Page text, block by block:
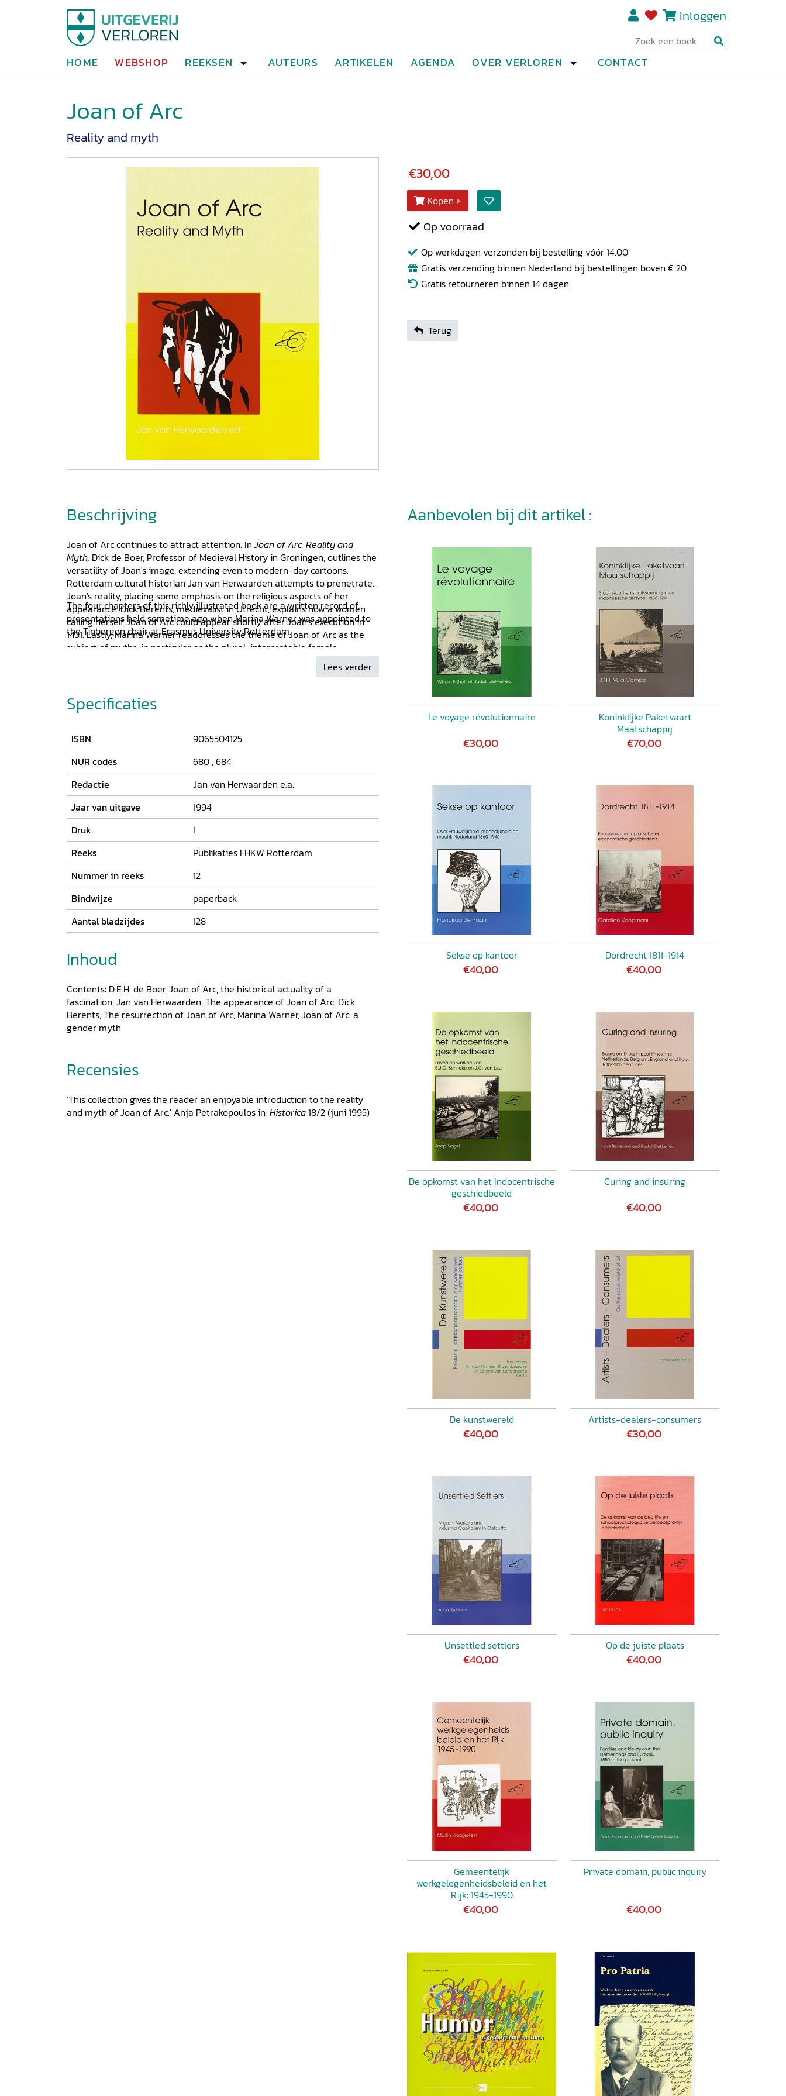
Inloggen
HOME WEBSHOP REEKSEN AUTEURS ARTIKELEN AGENDA OVER VERLOREN CONTACT
Joan of Arc
Reality and myth
€30,00
Kopen
Op voorraad
Op werkdagen verzonden bij bestelling vóór 14.00
Gratis verzending binnen Nederland bij bestellingen boven € 20
Gratis retourneren binnen 14 dagen
Terug
Beschrijving
Joan of Arc continues to attract attention. InJoan of Arc. Reality and
Myth, Dick de Boer, Professor of Medieval History in Groningen, outlines the
versatility of Joan's image, extending even to modern-day cartoons.
Rotterdam cultural historian Jan van Herwaarden attempts to prenetrate
Joan's reality, placing some emphasis on the religious aspects of her
appearance. Dick Berents, medievalist in Utrecht, explains how a women
calling herself Joan of Arc could appear shortly after Joan's execution in
1431. Lastly, Marina Warner readdresses the theme of Joan of Arc as the
subject of myths, in particular as the plural-interpretable female
The four chapters of this richly illustrated book are a written record of
presentations held sometime ago when Marina Warner was appointed to
the Tinbergen chair at Erasmus University Rotterdam.
Lees verder
Specificaties
ISBN
9065504125
NUR codes
680 ,684
Redactie
Jan van Herwaarden e.a.
Jaar van uitgave
1994
Druk
1
Reeks
Publikaties FHKW Rotterdam
Nummer in reeks
12
Bindwijze
paperback
Aantal bladzijdes
128
Inhoud
Contents: D.E.H. de Boer, Joan of Arc, the historical actuality of a
fascination; Jan van Herwaarden, The appearance of Joan of Arc; Dick
Berents, The resurrection of Joan of Arc; Marina Warner, Joan of Arc: a
gender myth
Recensies
'This collection gives the reader an enjoyable introduction to the reality
and myth of Joan of Arc.' Anja Petrakopoulos in: Historica18/2 (juni 1995)
Aanbevolen bij dit artikel :
Le voyage révolutionnaire
€30,00
Koninklijke Paketvaart
Maatschappij
€70,00
Sekse op kantoor
€40,00
Dordrecht 1811-1914
€40,00
De opkomst van het Indocentrische
geschiedbeeld
€40,00
Curing and insuring
€40,00
De kunstwereld
€40,00
Artists-dealers-consumers
€30,00
Unsettled settlers
€40,00
Op de juiste plaats
€40,00
Gemeentelijk
werkgelegenheidsbeleid en het
Rijk: 1945-1990
€40,00
Private domain, public inquiry
€40,00